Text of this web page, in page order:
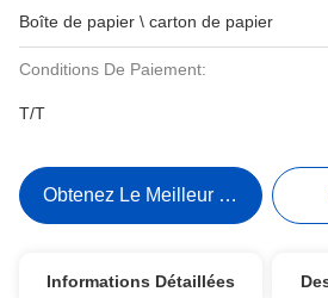
Boîte de papier \ carton de papier
Conditions De Paiement:
T/T
Obtenez Le Meilleur Prix
Informations Détaillées